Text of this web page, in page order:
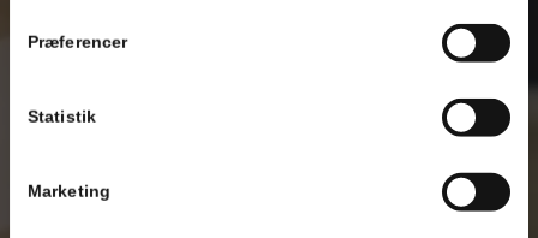
Præferencer
Statistik
Marketing